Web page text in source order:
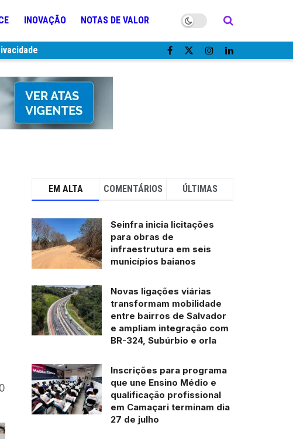
INOVAÇÃO NOTAS DE VALOR
0
EM ALTA COMENTÁRIOS ÚLTIMAS
Seinfra inicia licitações
para obras de
infraestrutura em seis
municípios baianos
Novas ligações viárias
transformam mobilidade
entre bairros de Salvador
e ampliam integração com
BR-324, Subúrbio e orla
Inscrições para programa
que une Ensino Médio e
qualificação profissional
em Camaçari terminam dia
27 de julho